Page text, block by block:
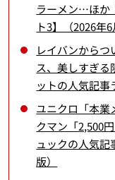
ラーメン…ほか
ト3】（2026年6
レイバンからつ
ス、美しすぎる
ットの人気記事
ユニクロ「本業
クマン「2,500
ュックの人気記
版）